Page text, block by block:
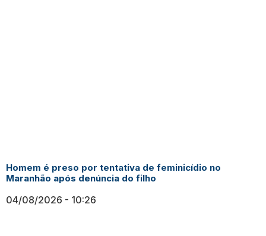
Homem é preso por tentativa de feminicídio no
Maranhão após denúncia do filho
04/08/2026 10:26